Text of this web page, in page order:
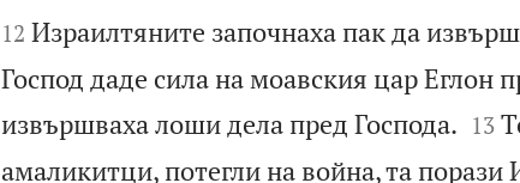


12 Израилтяните започнаха пак да
Господ даде сила на моавския цар Еглон
извършваха лоши дела пред Господа.
13
амаликитци, потегли на война, та порази